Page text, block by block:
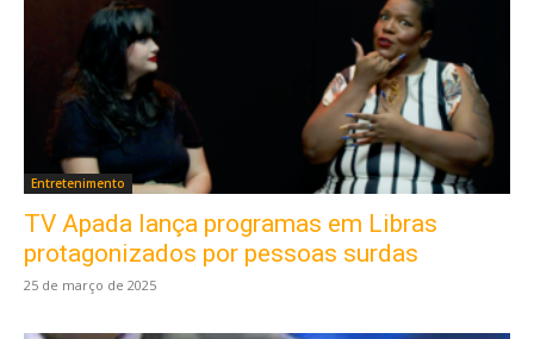
Entretenimento
TV Apada lança programas em Libras
protagonizados por pessoas surdas
25 de março de 2025